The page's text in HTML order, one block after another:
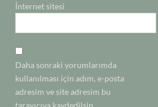
İnternet sitesi
Daha sonraki yorumlarımda
kullanılması için adım, e-posta
adresim ve site adresim bu
tarayıcıya kaydedilsin.